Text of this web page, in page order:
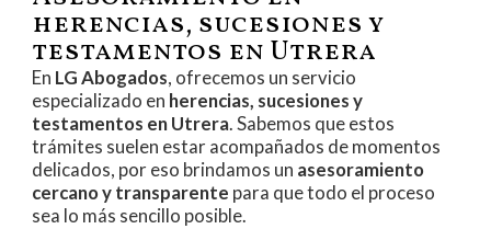
herencias, sucesiones y
testamentos en Utrera
En LG Abogados, ofrecemos un servicio
especializado en herencias, sucesiones y
testamentos en Utrera. Sabemos que estos
trámites suelen estar acompañados de momentos
delicados, por eso brindamos un asesoramiento
cercano y transparente para que todo el proceso
sea lo más sencillo posible.